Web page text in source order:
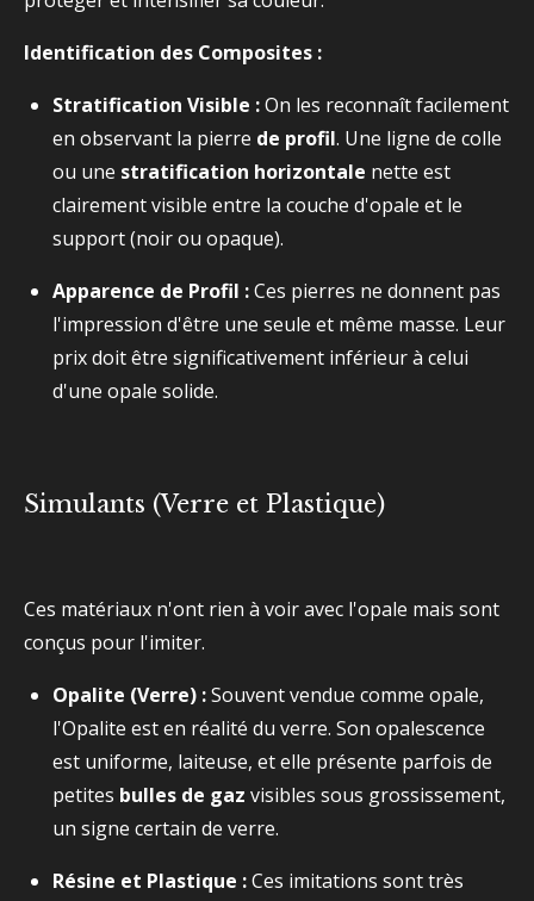
Identification des Composites :
Stratification Visible :On les reconnaît facilement
en observant la pierre de profil. Une ligne de colle
ou une stratification horizontale nette est
clairement visible entre la couche d'opale et le
support (noir ou opaque).
Apparence de Profil :Ces pierres ne donnent pas
l'impression d'être une seule et même masse. Leur
prix doit être significativement inférieur à celui
d'une opale solide.
Simulants (Verre et Plastique)
Ces matériaux n'ont rien à voir avec l'opale mais sont
conçus pour l'imiter.
Opalite (Verre) :Souvent vendue comme opale,
l'Opalite est en réalité du verre. Son opalescence
est uniforme, laiteuse, et elle présente parfois de
petites bulles de gaz visibles sous grossissement,
un signe certain de verre.
Résine et Plastique :Ces imitations sont très